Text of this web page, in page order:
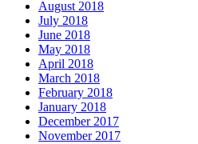
August 2018
July 2018
June 2018
May 2018
April 2018
March 2018
February 2018
January 2018
December 2017
November 2017